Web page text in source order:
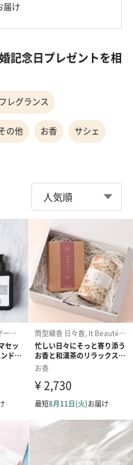
届け
記念日プレゼントを相
レグランス
の他 お香 サシェ